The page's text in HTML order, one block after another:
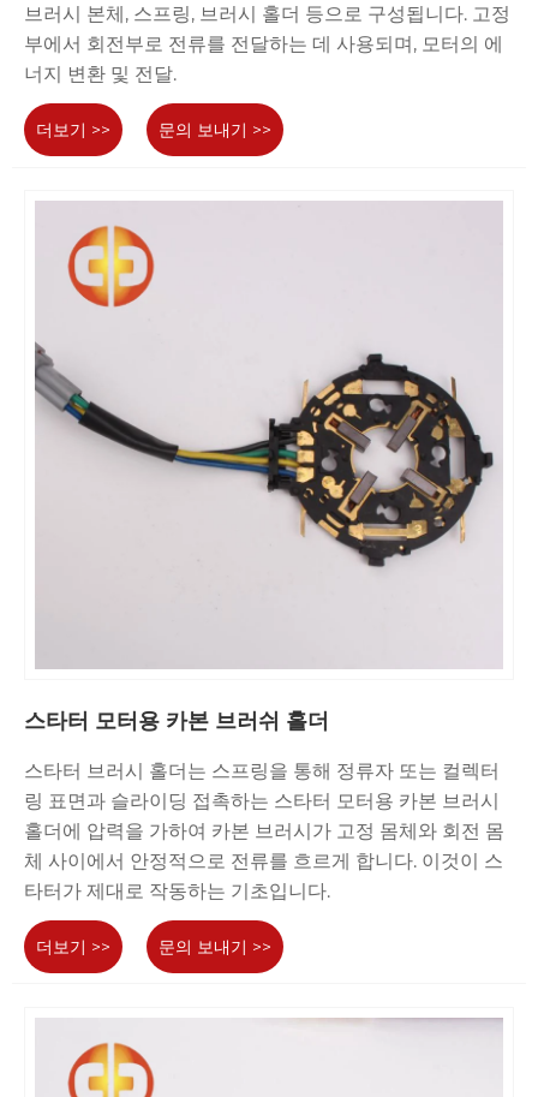
브러시 본체, 스프링, 브러시 홀더 등으로 구성됩니다. 고정
부에서 회전부로 전류를 전달하는 데 사용되며, 모터의 에
너지 변환 및 전달.
더보기 >> 문의 보내기 >>
스타터 모터용 카본 브러쉬 홀더
스타터 브러시 홀더는 스프링을 통해 정류자 또는 컬렉터
링 표면과 슬라이딩 접촉하는 스타터 모터용 카본 브러시
홀더에 압력을 가하여 카본 브러시가 고정 몸체와 회전 몸
체 사이에서 안정적으로 전류를 흐르게 합니다. 이것이 스
타터가 제대로 작동하는 기초입니다.
더보기 >> 문의 보내기 >>